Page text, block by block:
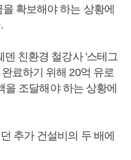
확보해야 하는 상황에
덴 친환경 철강사 '스테그
료하기 위해 20억 유로
조달해야 하는 상황에
추가 건설비의 두 배에